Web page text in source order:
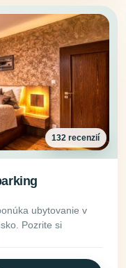
132 recenzií
ubytovanie v
Pozrite si